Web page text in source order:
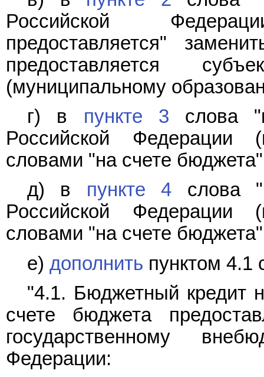
Российской
предоставляется"
предоставляется
(муниципальному
г) в пункте 3 слова
Российской Федерации
словами "на счете
д) в пункте 4 слова
Российской Федерации
словами "на счете
е) дополнить пунктом 4.1
"4.1. Бюджетный кредит
счете бюджета
государственному
Федерации: